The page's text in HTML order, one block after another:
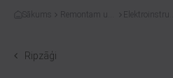
Sākums
Remontam un
Elektroinstrum
Ripzāģi